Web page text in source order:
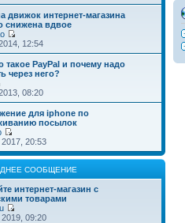
движок интернет-магазина
снижена вдвое
12:54
такое PayPal и почему надо
через него?
08:20
для iphone по
посылок
20:53
СООБЩЕНИЕ
интернет-магазин с
товарами
09:20